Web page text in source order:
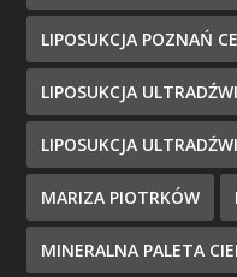
LIPOSUKCJA POZNAŃ
LIPOSUKCJA
LIPOSUKCJA
MARIZA PIOTRKÓW
MINERALNA PALETA